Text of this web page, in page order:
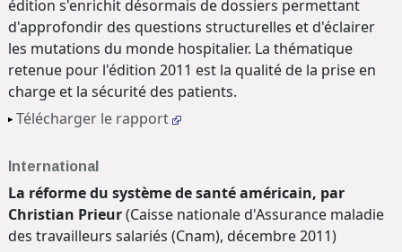
édition s'enrichit désormais de dossiers permettant
d'approfondir des questions structurelles et d'éclairer
les mutations du monde hospitalier. La thématique
retenue pour l'édition 2011 est la qualité de la prise en
charge et la sécurité des patients.
Télécharger le rapport
International
La réforme du système de santé américain, par
Christian Prieur(Caisse nationale d'Assurance maladie
des travailleurs salariés (Cnam), décembre 2011)